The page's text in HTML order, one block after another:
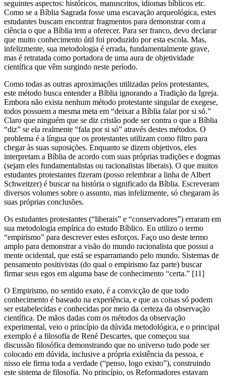
seguintes aspectos: históricos, manuscritos, idiomas bíblicos etc.
Como se a Bíblia Sagrada fosse uma escavação arqueológica, estes
estudantes buscam encontrar fragmentos para demonstrar com a
ciência o que a Bíblia tem a oferecer. Para ser franco, devo declarar
que muito conhecimento útil foi produzido por esta escola. Mas,
infelizmente, sua metodologia é errada, fundamentalmente grave,
mas é retratada como portadora de uma aura de objetividade
científica que vêm surgindo neste período.
Como todas as outras aproximações utilizadas pelos protestantes,
este método busca entender a Bíblia ignorando a Tradição da Igreja.
Embora não exista nenhum método protestante singular de exegese,
todos possuem a mesma meta em “deixar a Bíblia falar por si só.”
Claro que ninguém que se diz cristão pode ser contra o que a Bíblia
“diz” se ela realmente “fala por si só” através destes métodos. O
problema é a língua que os protestantes utilizam como filtro para
chegar às suas suposições. Enquanto se dizem objetivos, eles
interpretam a Bíblia de acordo com suas próprias tradições e dogmas
(sejam eles fundamentalistas ou racionalistas liberais). O que muitos
estudantes protestantes fizeram (posso relembrar a linha de Albert
Schweitzer) é buscar na história o significado da Bíblia. Escreveram
diversos volumes sobre o assunto, mas infelizmente, só chegaram às
suas próprias conclusões.
Os estudantes protestantes (“liberais” e “conservadores”) erraram em
sua metodologia empírica do estudo Bíblico. Eu utilizo o termo
“empirismo” para descrever estes esforços. Faço uso deste termo
amplo para demonstrar a visão do mundo racionalista que possui a
mente ocidental, que está se esparramando pelo mundo. Sistemas de
pensamento positivistas (do qual o empirismo faz parte) buscar
firmar seus egos em alguma base de conhecimento “certa.” [11]
O Empirismo, no sentido exato, é a convicção de que todo
conhecimento é baseado na experiência, e que as coisas só podem
ser estabelecidas e conhecidas por meio da certeza da observação
científica. De mãos dadas com os métodos da observação
experimental, veio o princípio da dúvida metodológica, e o principal
exemplo é a filosofia de René Descartes, que começou sua
discussão filosófica demonstrando que no universo tudo pode ser
colocado em dúvida, inclusive a própria existência da pessoa, e
nisso ele firma toda a verdade (“penso, logo existo”), construindo
este sistema de filosofia. No princípio, os Reformadores estavam